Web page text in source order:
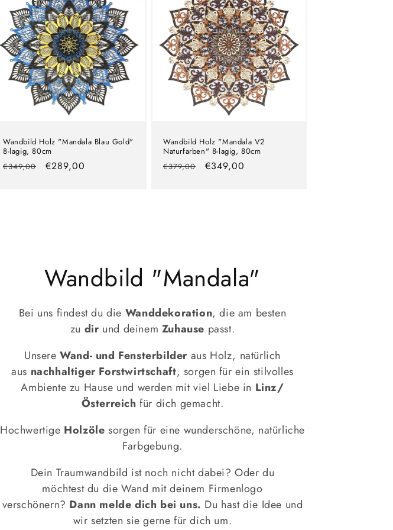
Wandbild Holz "Mandala Blau Gold"
8-lagig, 80cm
Normaler
€349,00 Verkaufspreis
€289,00
Wandbild Holz "Mandala V2
Naturfarben" 8-lagig, 80cm
Normaler
€379,00 Verkaufspreis
€349,00
K
a
e
g
o
r
i
Wandbild "Mandala"
Bei uns findest du die Wanddekoration, die am besten
zu dirund deinem Zuhause passt.
UnsereWand- und Fensterbilder aus Holz, natürlich
aus nachhaltiger Forstwirtschaft, sorgen für ein stilvolles
Ambiente zu Hause und werden mit viel Liebe in Linz/
Österreich für dich gemacht.
Hochwertige Holzöle sorgen für eine wunderschöne, natürliche
Farbgebung.
Dein Traumwandbild ist noch nicht dabei? Oder du
möchtest du die Wand mit deinem Firmenlogo
verschönern? Dann melde dich bei uns. Du hast die Idee und
wir setzten sie gerne für dich um.